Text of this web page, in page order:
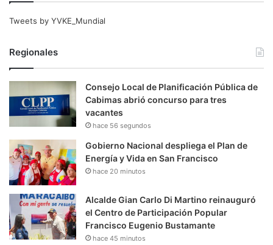
Tweets by YVKE_Mundial
Regionales
Consejo Local de Planificación Pública de
Cabimas abrió concurso para tres
vacantes
hace 56 segundos
Gobierno Nacional despliega el Plan de
Energía y Vida en San Francisco
hace 20 minutos
Alcalde Gian Carlo Di Martino reinauguró
el Centro de Participación Popular
Francisco Eugenio Bustamante
hace 45 minutos